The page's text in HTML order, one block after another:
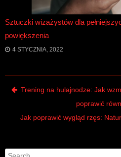
Sztuczki wizażystów dla
powiększenia
4 STYCZNIA, 2022
Post
Trening na hulajnodze: Jak
poprawić
Jak poprawić wygląd rzęs: